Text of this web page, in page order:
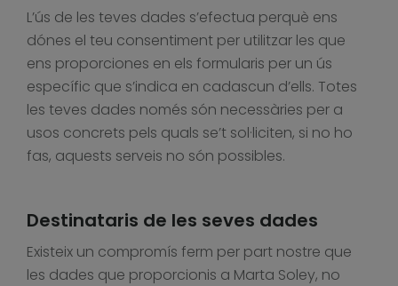
L’ús de les teves dades s’efectua perquè ens
dónes el teu consentiment per utilitzar les que
ens proporciones en els formularis per un ús
específic que s’indica en cadascun d’ells. Totes
les teves dades només són necessàries per a
usos concrets pels quals se’t sol·liciten, si no ho
fas, aquests serveis no són possibles.
Destinataris de les seves dades
Existeix un compromís ferm per part nostre que
les dades que proporcionis a Marta Soley, no